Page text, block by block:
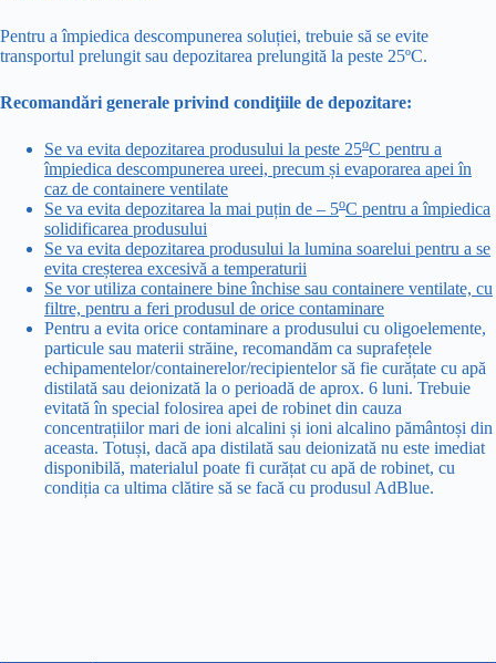
Pentru a împiedica descompunerea soluției, trebuie să se evite
transportul prelungit sau depozitarea prelungită la peste 25ºC.
Recomandări generale privind condiţiile de depozitare:
Se va evita depozitarea produsului la peste 25oC pentru a
împiedica descompunerea ureei, precum și evaporarea apei în
caz de containere ventilate
Se va evita depozitarea la mai puțin de – 5oC pentru a împiedica
solidificarea produsului
Se va evita depozitarea produsului la lumina soarelui pentru a se
evita creșterea excesivă a temperaturii
Se vor utiliza containere bine închise sau containere ventilate, cu
filtre, pentru a feri produsul de orice contaminare
Pentru a evita orice contaminare a produsului cu oligoelemente,
particule sau materii străine, recomandăm ca suprafețele
echipamentelor/containerelor/recipientelor să fie curățate cu apă
distilată sau deionizată la o perioadă de aprox. 6 luni. Trebuie
evitată în special folosirea apei de robinet din cauza
concentrațiilor mari de ioni alcalini și ioni alcalino pământoși din
aceasta. Totuși, dacă apa distilată sau deionizată nu este imediat
disponibilă, materialul poate fi curățat cu apă de robinet, cu
condiția ca ultima clătire să se facă cu produsul AdBlue.